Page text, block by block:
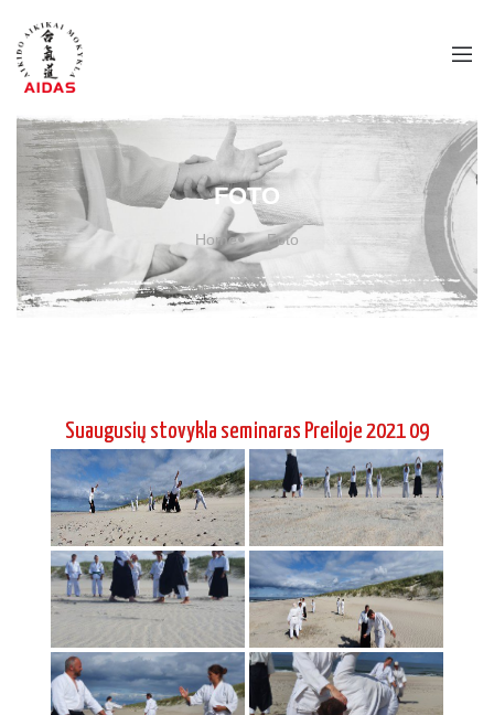
FOTO
Home Foto
Suaugusių stovykla seminaras Preiloje 2021 09